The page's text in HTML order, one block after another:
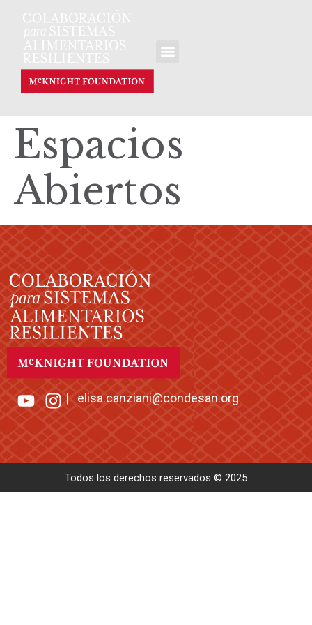
Espacios
Abiertos
|elisa.canziani@condesan.org
Todos los derechos reservados © 2025